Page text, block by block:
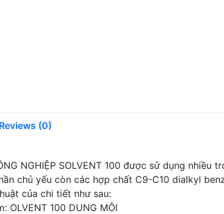
Reviews (0)
NGHIỆP SOLVENT 100 được sử dụng
chủ yếu còn các hợp chất C9-C10 dialkyl
của chi tiết như sau:
OLVENT 100 DUNG MÔI